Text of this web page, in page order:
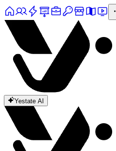
Yestate AI